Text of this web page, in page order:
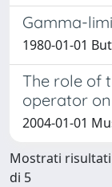
Gamma-
1980-01-01
The role of
operator
2004-01-01
Mostrati risultati
di 5